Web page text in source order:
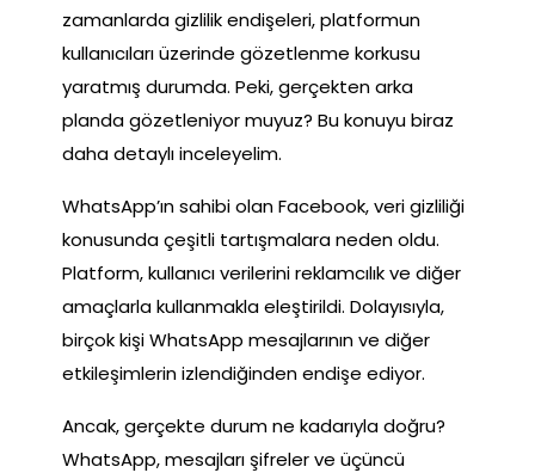
zamanlarda gizlilik endişeleri, platformun
kullanıcıları üzerinde gözetlenme korkusu
yaratmış durumda. Peki, gerçekten arka
planda gözetleniyor muyuz? Bu konuyu biraz
daha detaylı inceleyelim.
WhatsApp’ın sahibi olan Facebook, veri gizliliği
konusunda çeşitli tartışmalara neden oldu.
Platform, kullanıcı verilerini reklamcılık ve diğer
amaçlarla kullanmakla eleştirildi. Dolayısıyla,
birçok kişi WhatsApp mesajlarının ve diğer
etkileşimlerin izlendiğinden endişe ediyor.
Ancak, gerçekte durum ne kadarıyla doğru?
WhatsApp, mesajları şifreler ve üçüncü